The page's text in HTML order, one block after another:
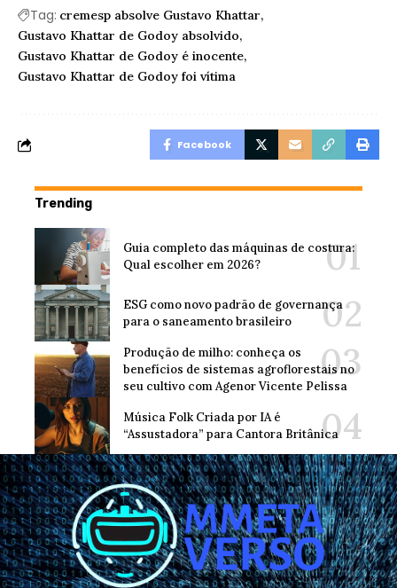
Tag: cremesp absolve Gustavo Khattar
Gustavo Khattar de Godoy absolvido
Gustavo Khattar de Godoy é inocente
Gustavo Khattar de Godoy foi vítima
Facebook
Trending
Guia completo das máquinas de costura:
Qual escolher em 2026?
ESG como novo padrão de governança
para o saneamento brasileiro
Produção de milho: conheça os
benefícios de sistemas agroflorestais no
seu cultivo com Agenor Vicente Pelissa
Música Folk Criada por IA é
“Assustadora” para Cantora Britânica